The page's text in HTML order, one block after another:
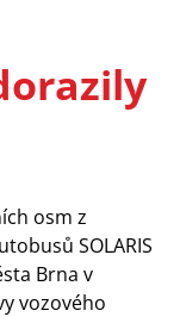
osm z
SOLARIS
Brna v
vozového